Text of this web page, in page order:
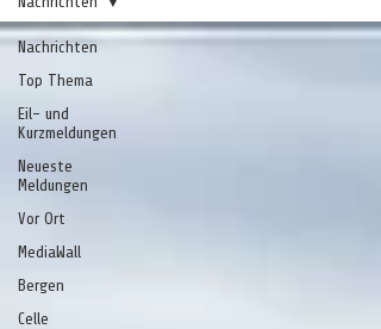
Nachrichten
Top Thema
Eil- und
Kurzmeldungen
Neueste
Meldungen
Vor Ort
MediaWall
Bergen
Celle